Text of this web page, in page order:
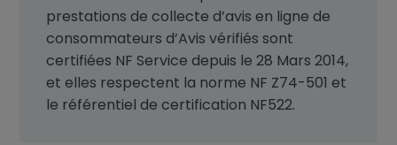
prestations de collecte d’avis en ligne de
consommateurs d’Avis vérifiés sont
certifiées NF Service depuis le 28 Mars 2014,
et elles respectent la norme NF Z74-501 et
le référentiel de certification NF522.